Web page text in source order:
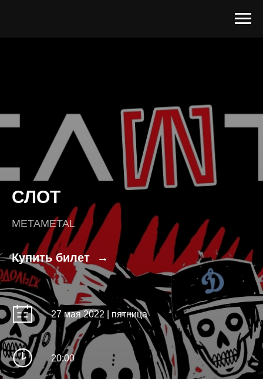
СЛОТ
METAMETAL
Купить билет
27 мая 2022 | пятница
20:00